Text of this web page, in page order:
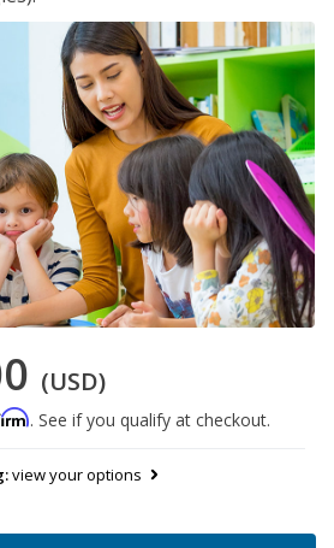
(USD)
. See if you qualify at checkout.
view your options